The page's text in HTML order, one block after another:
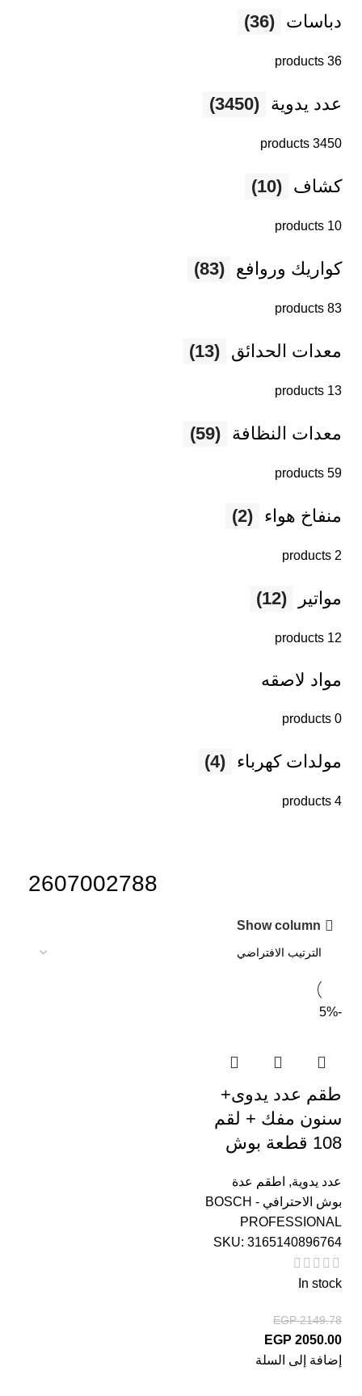
دباسات (36)
36 products
عدد يدوية (3450)
3450 products
كشاف (10)
10 products
كواريك وروافع (83)
83 products
معدات الحدائق (13)
13 products
معدات النظافة (59)
59 products
منفاخ هواء (2)
2 products
مواتير (12)
12 products
مواد لاصقه
0 products
مولدات كهرباء (4)
4 products
2607002788
Show column
-5%
طقم عدد يدوى+
سنون مفك + لقم
108 قطعة بوش
عدد يدوية, اطقم عدة
بوش الاحترافي - BOSCH
PROFESSIONAL
SKU: 3165140896764
In stock
EGP2149.78
EGP 2050.00
إضافة إلى السلة